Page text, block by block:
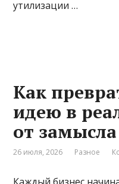
утилизации …
Как
идею в
от
26 июля, 2026 Разное